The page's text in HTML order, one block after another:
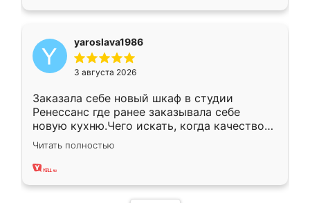
yaroslava1986
3 августа 2026
Заказала себе новый шкаф в студии
Ренессанс где ранее заказывала себе
новую кухню.Чего искать, когда качеством
вполне довольна. Служит кухня уже почти
два года, нареканий нет.
Читать полностью